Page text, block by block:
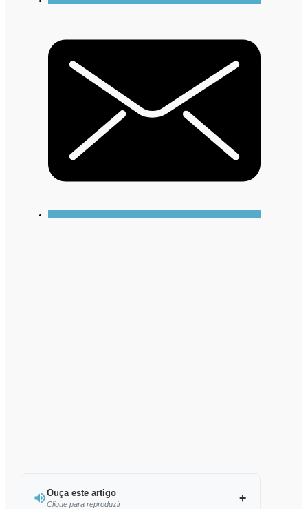
Ouça este artigo
Clique para reproduzir